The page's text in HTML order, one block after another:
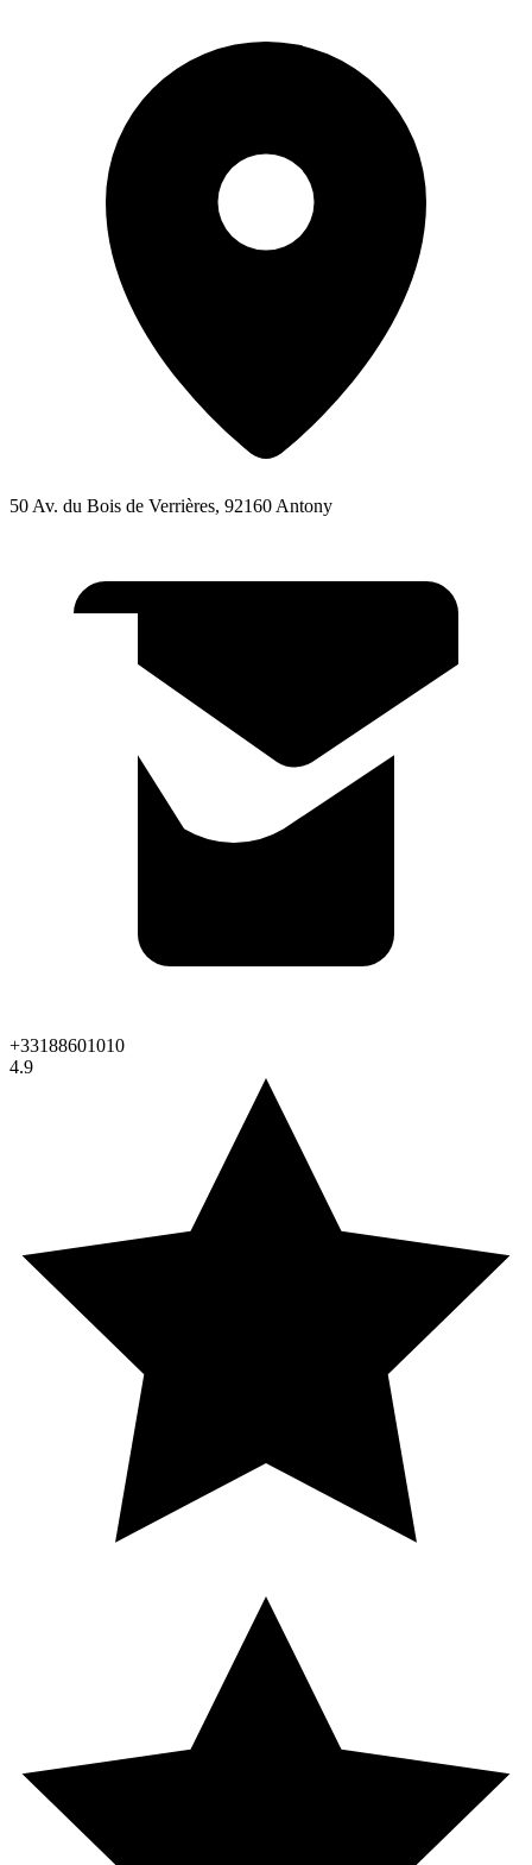
50 Av. du Bois de Verrières, 92160 Antony
+33188601010
4.9